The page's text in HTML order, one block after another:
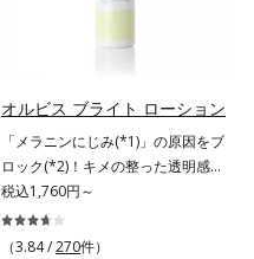
オルビス ブライト ローション
「メラニンにじみ(*1)」の原因をブ
ロック(*2)！キメの整った透明感
(*3)のある肌印象へ導く美白(*2)化
粧水。業界初(*4)知見「メラニンの
第三のルート」である「横のひろが
税込1,760円～
（3.84 /270件）